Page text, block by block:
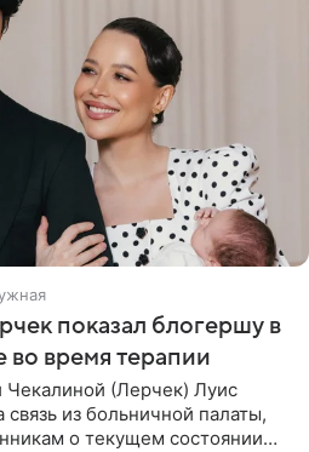
показал блогершу в
во время терапии
(Лерчек) Луис
из больничной палаты,
о текущем состоянии